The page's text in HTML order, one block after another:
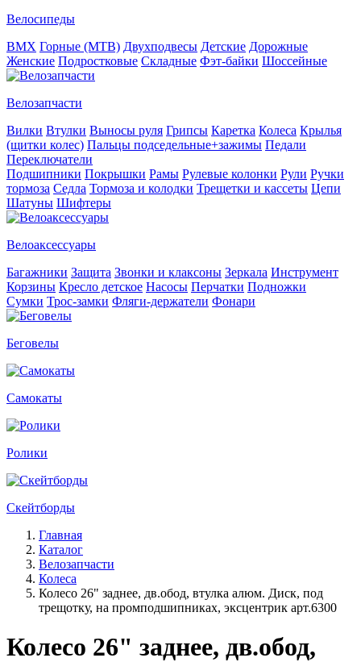
Велосипеды
BMX Горные (MTB) Двухподвесы Детские Дорожные
Женские Подростковые Складные Фэт-байки Шоссейные
Велозапчасти
Вилки Втулки Выносы руля Грипсы Каретка Колеса Крылья
(щитки колес) Пальцы подседельные+зажимы Педали
Переключатели
Подшипники Покрышки Рамы Рулевые колонки Рули Ручки
тормоза Седла Тормоза и колодки Трещетки и кассеты Цепи
Шатуны Шифтеры
Велоаксессуары
Багажники Защита Звонки и клаксоны Зеркала Инструмент
Корзины Кресло детское Насосы Перчатки Подножки
Сумки Трос-замки Фляги-держатели Фонари
Беговелы
Самокаты
Ролики
Скейтборды
Главная
Каталог
Велозапчасти
Колеса
Колесо 26" заднее, дв.обод, втулка алюм. Диск, под
трещотку, на промподшипниках, эксцентрик арт.6300
Колесо 26" заднее, дв.обод,